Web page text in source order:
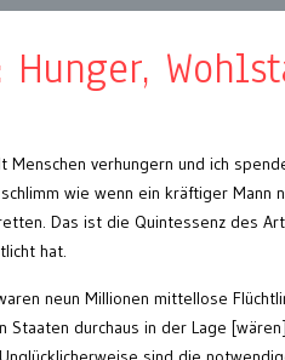
Hunger,
Menschen verhungern und ich
wie wenn ein kräftiger Mann
Das ist die Quintessenz des
hat.
neun Millionen mittellose
Staaten durchaus in der Lage